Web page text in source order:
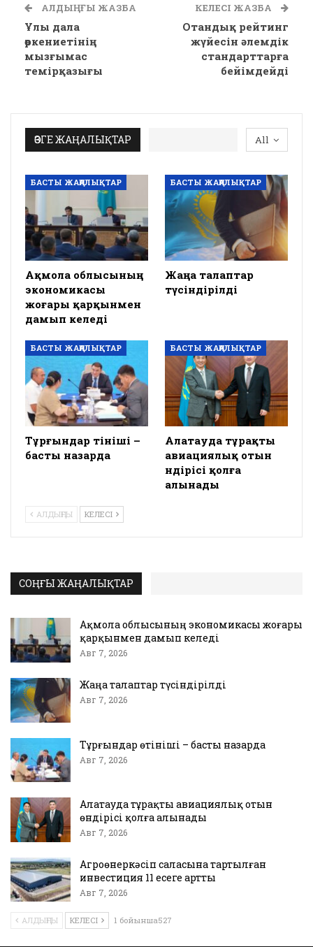
АЛДЫҢҒЫ ЖАЗБА
Ұлы дала
өркениетінің
мызғымас
темірқазығы
КЕЛЕСІ ЖАЗБА
Отандық рейтинг
жүйесін әлемдік
стандарттарға
бейімдейді
All
ӨЗГЕ ЖАҢАЛЫҚТАР
БАСТЫ ЖАҢАЛЫҚТАР
Ақмола облысының
экономикасы
жоғары қарқынмен
дамып келеді
БАСТЫ ЖАҢАЛЫҚТАР
Жаңа талаптар
түсіндірілді
БАСТЫ ЖАҢАЛЫҚТАР
Тұрғындар өтініші –
басты назарда
БАСТЫ ЖАҢАЛЫҚТАР
Алатауда тұрақты
авиациялық отын
өндірісі қолға
алынады
АЛДЫҢҒЫ КЕЛЕСІ
СОҢҒЫ ЖАҢАЛЫҚТАР
Ақмола облысының экономикасы жоғары
қарқынмен дамып келеді
Авг 7, 2026
Жаңа талаптар түсіндірілді
Авг 7, 2026
Тұрғындар өтініші – басты назарда
Авг 7, 2026
Алатауда тұрақты авиациялық отын
өндірісі қолға алынады
Авг 7, 2026
Агроөнеркәсіп саласына тартылған
инвестиция 11 есеге артты
Авг 7, 2026
АЛДЫҢҒЫ КЕЛЕСІ 1 бойынша527